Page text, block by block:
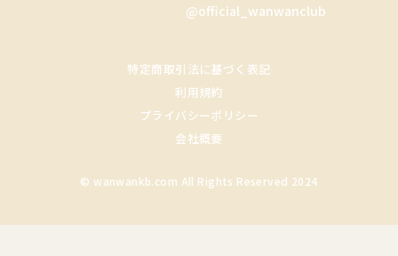
@official_wanwanclub
特定商取引法に基づく表記
利用規約
プライバシーポリシー
会社概要
© wanwankb.com All Rights Reserved 2024